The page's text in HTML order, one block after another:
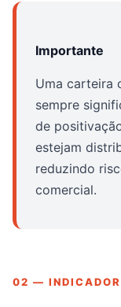
Importante
Uma carteira
sempre
de
estejam
reduzindo
comercial.
02 —